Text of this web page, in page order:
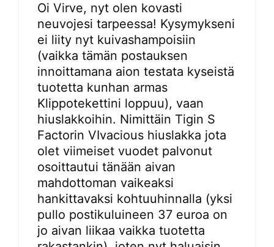
Oi Virve, nyt olen kovasti
neuvojesi tarpeessa! Kysymykseni
ei liity nyt kuivashampoisiin
(vaikka tämän postauksen
innoittamana aion testata kyseistä
tuotetta kunhan armas
Klippotekettini loppuu), vaan
hiuslakkoihin. Nimittäin Tigin S
Factorin VIvacious hiuslakka jota
olet viimeiset vuodet palvonut
osoittautui tänään aivan
mahdottoman vaikeaksi
hankittavaksi kohtuuhinnalla (yksi
pullo postikuluineen 37 euroa on
jo aivan liikaa vaikka tuotetta